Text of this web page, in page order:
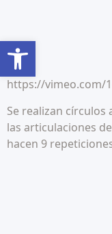
https://vimeo.com/
Se realizan
las articulaciones
hacen 9
Abrir barra de